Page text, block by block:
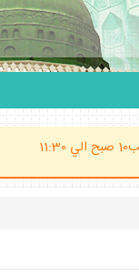
(ساعت پاسخگوي احكام شرعي 20 الي 21:30 شب10 صبح الي 11:30